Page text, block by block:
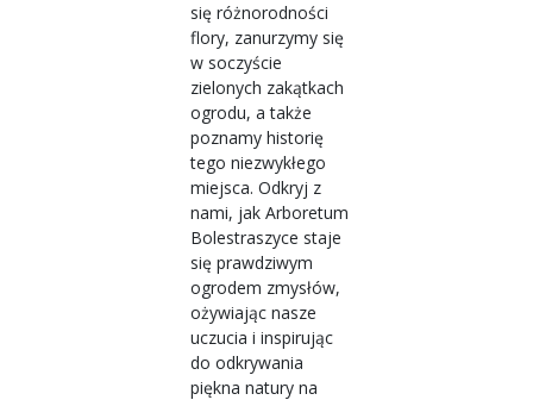
się różnorodności
flory, zanurzymy się
w soczyście
zielonych zakątkach
ogrodu, a także
poznamy historię
tego niezwykłego
miejsca. Odkryj z
nami, jak Arboretum
Bolestraszyce staje
się prawdziwym
ogrodem zmysłów,
ożywiając nasze
uczucia i inspirując
do odkrywania
piękna natury na